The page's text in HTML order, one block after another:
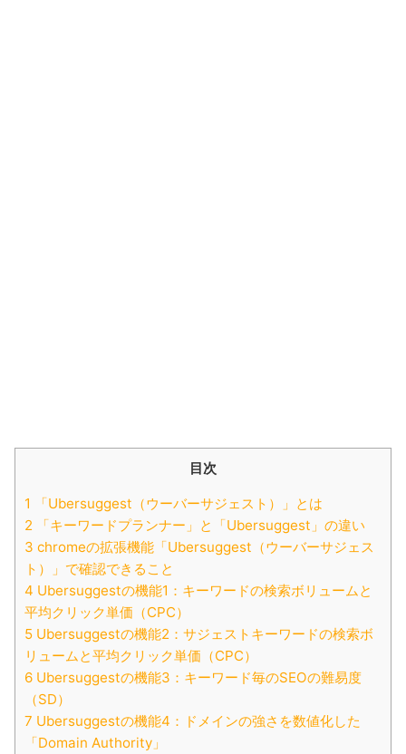
目次
1 「Ubersuggest（ウーバーサジェスト）」とは
2 「キーワードプランナー」と「Ubersuggest」の違い
3 chromeの拡張機能「Ubersuggest（ウーバーサジェス
ト）」で確認できること
4 Ubersuggestの機能1：キーワードの検索ボリュームと
平均クリック単価（CPC）
5 Ubersuggestの機能2：サジェストキーワードの検索ボ
リュームと平均クリック単価（CPC）
6 Ubersuggestの機能3：キーワード毎のSEOの難易度
（SD）
7 Ubersuggestの機能4：ドメインの強さを数値化した
「Domain Authority」